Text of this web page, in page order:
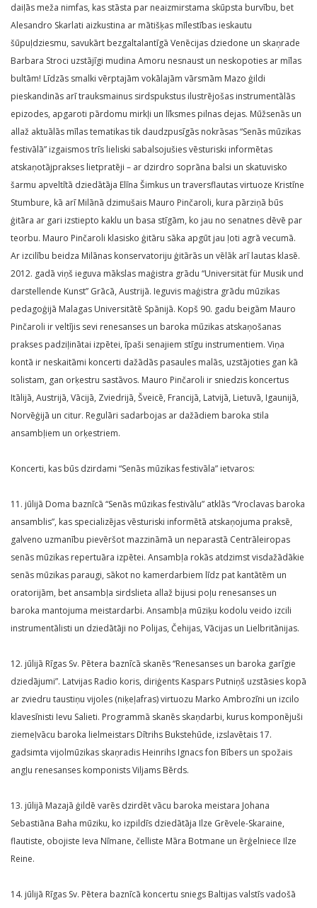
daiļās meža nimfas, kas stāsta par neaizmirstama skūpsta burvību, bet
Alesandro Skarlati aizkustina ar mātišķas mīlestības ieskautu
šūpuļdziesmu, savukārt bezgaltalantīgā Venēcijas dziedone un skaņrade
Barbara Stroci uzstājīgi mudina Amoru nesnaust un neskopoties ar mīlas
bultām! Līdzās smalki vērptajām vokālajām vārsmām Mazo ģildi
pieskandinās arī trauksmainus sirdspukstus ilustrējošas instrumentālās
epizodes, apgaroti pārdomu mirkļi un līksmes pilnas dejas. Mūžsenās un
allaž aktuālās mīlas tematikas tik daudzpusīgās nokrāsas “Senās mūzikas
festivālā” izgaismos trīs lieliski sabalsojušies vēsturiski informētas
atskaņotājprakses lietpratēji – ar dzirdro soprāna balsi un skatuvisko
šarmu apveltītā dziedātāja Elīna Šimkus un traversflautas virtuoze Kristīne
Stumbure, kā arī Milānā dzimušais Mauro Pinčaroli, kura pārziņā būs
ģitāra ar gari izstiepto kaklu un basa stīgām, ko jau no senatnes dēvē par
teorbu. Mauro Pinčaroli klasisko ģitāru sāka apgūt jau ļoti agrā vecumā.
Ar izcilību beidza Milānas konservatoriju ģitārās un vēlāk arī lautas klasē.
2012. gadā viņš ieguva mākslas maģistra grādu “Universität für Musik und
darstellende Kunst” Grācā, Austrijā. Ieguvis maģistra grādu mūzikas
pedagoģijā Malagas Universitātē Spānijā. Kopš 90. gadu beigām Mauro
Pinčaroli ir veltījis sevi renesanses un baroka mūzikas atskaņošanas
prakses padziļinātai izpētei, īpaši senajiem stīgu instrumentiem. Viņa
kontā ir neskaitāmi koncerti dažādās pasaules malās, uzstājoties gan kā
solistam, gan orķestru sastāvos. Mauro Pinčaroli ir sniedzis koncertus
Itālijā, Austrijā, Vācijā, Zviedrijā, Šveicē, Francijā, Latvijā, Lietuvā, Igaunijā,
Norvēģijā un citur. Regulāri sadarbojas ar dažādiem baroka stila
ansambļiem un orķestriem.
Koncerti, kas būs dzirdami “Senās mūzikas festivāla” ietvaros:
11. jūlijā Doma baznīcā “Senās mūzikas festivālu” atklās “Vroclavas baroka
ansamblis”, kas specializējas vēsturiski informētā atskaņojuma praksē,
galveno uzmanību pievēršot mazzināmā un neparastā Centrāleiropas
senās mūzikas repertuāra izpētei. Ansambļa rokās atdzimst visdažādākie
senās mūzikas paraugi, sākot no kamerdarbiem līdz pat kantātēm un
oratorijām, bet ansambļa sirdslieta allaž bijusi poļu renesanses un
baroka mantojuma meistardarbi. Ansambļa mūziķu kodolu veido izcili
instrumentālisti un dziedātāji no Polijas, Čehijas, Vācijas un Lielbritānijas.
12. jūlijā Rīgas Sv. Pētera baznīcā skanēs “Renesanses un baroka garīgie
dziedājumi”. Latvijas Radio koris, diriģents Kaspars Putniņš uzstāsies kopā
ar zviedru taustiņu vijoles (niķeļafras) virtuozu Marko Ambrozīni un izcilo
klavesīnisti Ievu Salieti. Programmā skanēs skaņdarbi, kurus komponējuši
ziemeļvācu baroka lielmeistars Dītrihs Bukstehūde, izslavētais 17.
gadsimta vijolmūzikas skaņradis Heinrihs Ignacs fon Bībers un spožais
angļu renesanses komponists Viljams Bērds.
13. jūlijā Mazajā ģildē varēs dzirdēt vācu baroka meistara Johana
Sebastiāna Baha mūziku, ko izpildīs dziedātāja Ilze Grēvele-Skaraine,
flautiste, obojiste Ieva Nīmane, čelliste Māra Botmane un ērģelniece Ilze
Reine.
14. jūlijā Rīgas Sv. Pētera baznīcā koncertu sniegs Baltijas valstīs vadošā